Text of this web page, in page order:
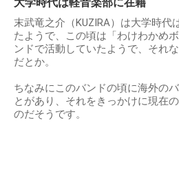
末武竜之介（KUZIRA）は大学時代
たようで、この頃は「わけわかめ
ンドで活動していたようで、それ
だとか。
ちなみにこのバンドの頃に海外の
とがあり、それをきっかけに現在
のだそうです。